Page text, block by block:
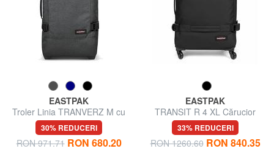
EASTPAK
Troler Linia TRANVERZ M cu
TSA, dimensiune medie
30% REDUCERI
RON 971.71 RON 680.20
EASTPAK
TRANSIT R 4 XL Cărucior
foarte mare
33% REDUCERI
RON 1260.60 RON 840.35